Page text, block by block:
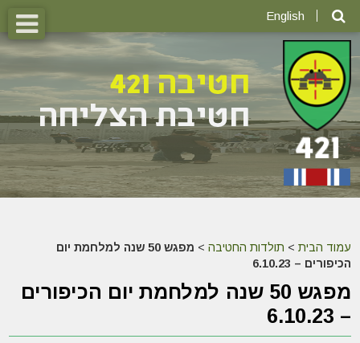
English
עמוד הבית > תולדות החטיבה >
מפגש 50 שנה למלחמת יום
הכיפורים – 6.10.23
מפגש 50 שנה למלחמת יום הכיפורים
– 6.10.23